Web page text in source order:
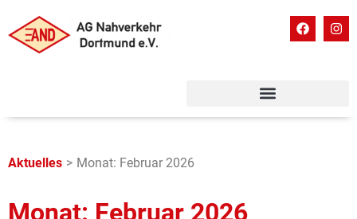
Aktuelles > Monat: Februar 2026
Monat: Februar 2026